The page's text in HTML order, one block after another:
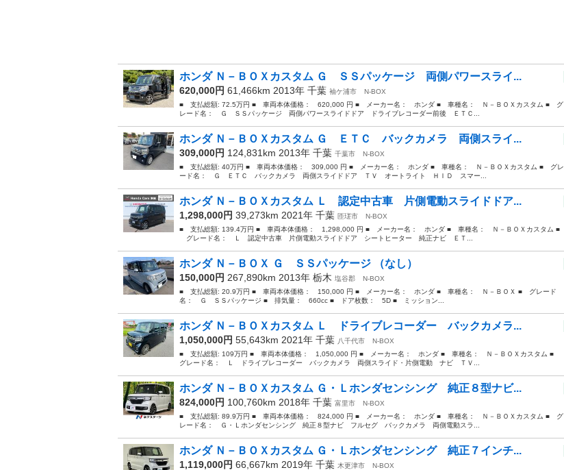
ホンダ Ｎ－ＢＯＸカスタム Ｇ ＳＳパッケージ 両側パワースライ...
620,000円 61,466km 2013年 千葉 袖ケ浦市
N-BOX
■ 支払総額: 72.5万円 ■ 車両本体価格： 620,000 円 ■ メーカー名： ホンダ ■ 車種名： Ｎ－ＢＯＸカスタム ■ グ
レード名： Ｇ ＳＳパッケージ 両側パワースライドドア ドライブレコーダー前後 ＥＴＣ...
ホンダ Ｎ－ＢＯＸカスタム Ｇ ＥＴＣ バックカメラ 両側スライ...
309,000円 124,831km 2013年 千葉 千葉市
N-BOX
■ 支払総額: 40万円 ■ 車両本体価格： 309,000 円 ■ メーカー名： ホンダ ■ 車種名： Ｎ－ＢＯＸカスタム ■ グレ
ード名： Ｇ ＥＴＣ バックカメラ 両側スライドドア ＴＶ オートライト ＨＩＤ スマー...
ホンダ Ｎ－ＢＯＸカスタム Ｌ 認定中古車 片側電動スライドドア...
1,298,000円 39,273km 2021年 千葉 匝瑳市
N-BOX
■ 支払総額: 139.4万円 ■ 車両本体価格： 1,298,000 円 ■ メーカー名： ホンダ ■ 車種名： Ｎ－ＢＯＸカスタム ■
グレード名： Ｌ 認定中古車 片側電動スライドドア シートヒーター 純正ナビ ＥＴ...
ホンダ Ｎ－ＢＯＸ Ｇ ＳＳパッケージ （なし）
150,000円 267,890km 2013年 栃木 塩谷郡
N-BOX
■ 支払総額: 20.9万円 ■ 車両本体価格： 150,000 円 ■ メーカー名： ホンダ ■ 車種名： Ｎ－ＢＯＸ ■ グレード
名： Ｇ ＳＳパッケージ ■ 排気量： 660cc ■ ドア枚数： 5D ■ ミッション...
ホンダ Ｎ－ＢＯＸカスタム Ｌ ドライブレコーダー バックカメラ...
1,050,000円 55,643km 2021年 千葉 八千代市
N-BOX
■ 支払総額: 109万円 ■ 車両本体価格： 1,050,000 円 ■ メーカー名： ホンダ ■ 車種名： Ｎ－ＢＯＸカスタム ■
グレード名： Ｌ ドライブレコーダー バックカメラ 両側スライド・片側電動 ナビ ＴＶ...
ホンダ Ｎ－ＢＯＸカスタム Ｇ・Ｌホンダセンシング 純正８型ナビ...
824,000円 100,760km 2018年 千葉 富里市
N-BOX
■ 支払総額: 89.9万円 ■ 車両本体価格： 824,000 円 ■ メーカー名： ホンダ ■ 車種名： Ｎ－ＢＯＸカスタム ■ グ
レード名： Ｇ・Ｌホンダセンシング 純正８型ナビ フルセグ バックカメラ 両側電動スラ...
ホンダ Ｎ－ＢＯＸカスタム Ｇ・Ｌホンダセンシング 純正７インチ...
1,119,000円 66,667km 2019年 千葉 木更津市
N-BOX